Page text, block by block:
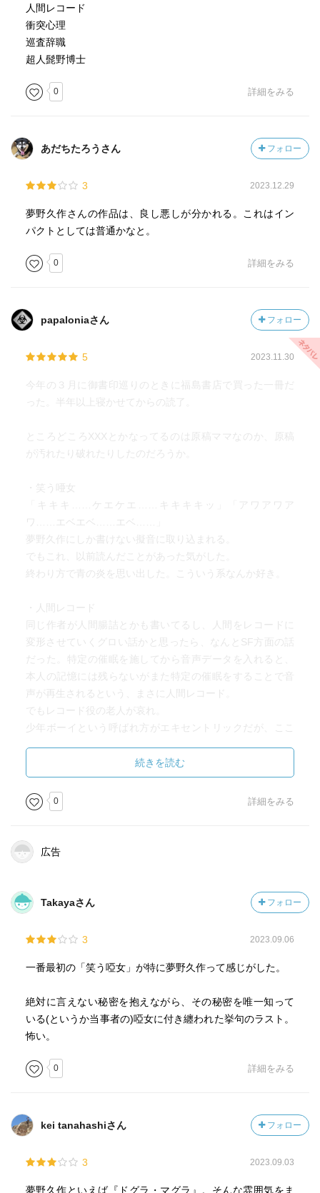
人間レコード
衝突心理
巡査辞職
超人髭野博士
0 詳細をみる
あだちたろうさん フォロー
3 2023.12.29
夢野久作さんの作品は、良し悪しが分かれる。これはイン
パクトとしては普通かなと。
0 詳細をみる
papaloniaさん フォロー
5 2023.11.30
今年の３月に御書印巡りのときに福島書店で買った一冊だ
った。半年以上寝かせてからの読了。
ところどころXXXとかなってるのは原稿ママなのか、原稿
が汚れたり破れたりしたのだろうか。
・笑う唖女
「キキキ……ケエケエ……キキキキッ」「アワアワア
ワ……エベエベ……エベ……」
夢野久作にしか書けない擬音に取り込まれる。
でもこれ、以前読んだことがあった気がした。
終わり方で青の炎を思い出した。こういう系なんか好き。
・人間レコード
同じ作者が人間腸詰とかも書いてるし、人間をレコードに
変形させていくグロい話かと思ったら、なんとSF方面の話
だった。特定の催眠を施してから音声データを入れると、
本人の記憶には残らないがまた特定の催眠をすることで音
声が再生されるという、まさに人間レコード。
でもレコード役の老人が哀れ。
少年ボーイという呼ばれ方がエキセントリックだが、ここ
で、人間レコードが使われている背景も含めればこれらの
設定で別の作品が作れそうに思えた。
・衝突心理
思わせて特にそんなことなかった、でも人間は怖いねとい
う、怪奇暗黒傑作選に地味に向いてる短編。
・巡査辞職
この短編集の中で一番好きだった。全てのキャラクターが
良い。しっかりもので有能だけど生きていくのが大変そう
け！
夫婦の親が残虐に殺されて…！？犯人は一体！？
で、二転三転…はしないけど実はその親たちが超非道とい
うなかなかな事実が判明して、死んだおかげでおしどり夫
てしまい、好青年は自供した上であっさり自殺。巡査は嫌
怪奇暗黒というよりは人間の暗黒面というかだなぁ。
・超人髭野博士
る一番の長さ。
続きを読む
0 詳細をみる
広告
Takayaさん フォロー
3 2023.09.06
一番最初の「笑う啞女」が特に夢野久作って感じがした。
絶対に言えない秘密を抱えながら、その秘密を唯一知って
いる(というか当事者の)啞女に付き纏われた挙句のラスト。
怖い。
0 詳細をみる
kei tanahashiさん フォロー
3 2023.09.03
夢野久作といえば『ドグラ・マグラ』。そんな雰囲気をま